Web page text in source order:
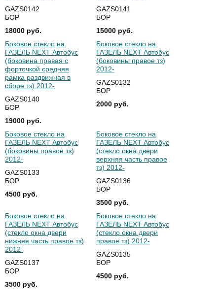
GAZS0142
БОР
18000 руб.
GAZS0141
БОР
15000 руб.
Боковое стекло на
ГАЗЕЛЬ NEXT Автобус
(боковина правая с
форточкой средняя
рамка раздвижная в
сборе тз) 2012-
GAZS0140
БОР
19000 руб.
Боковое стекло на
ГАЗЕЛЬ NEXT Автобус
(боковины правое тз)
2012-
GAZS0132
БОР
2000 руб.
Боковое стекло на
ГАЗЕЛЬ NEXT Автобус
(боковины правое тз)
2012-
GAZS0133
БОР
4500 руб.
Боковое стекло на
ГАЗЕЛЬ NEXT Автобус
(стекло окна двери
верхняя часть правое
тз) 2012-
GAZS0136
БОР
3500 руб.
Боковое стекло на
ГАЗЕЛЬ NEXT Автобус
(стекло окна двери
нижняя часть правое тз)
2012-
GAZS0137
БОР
3500 руб.
Боковое стекло на
ГАЗЕЛЬ NEXT Автобус
(стекло окна двери
правое тз) 2012-
GAZS0135
БОР
4500 руб.